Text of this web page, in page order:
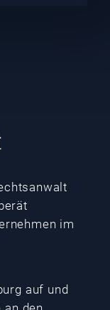
im
auf und